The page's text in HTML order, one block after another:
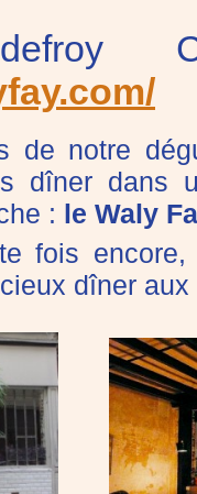
de notre
dîner dans
: le Waly
fois
dîner